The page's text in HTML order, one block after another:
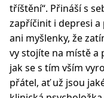
tříštění“. Přináší s
zapříčinit i depresi a
ani myšlenky, že
vy stojíte na místě a
jak se s tím vším
přátel, ať už jsou